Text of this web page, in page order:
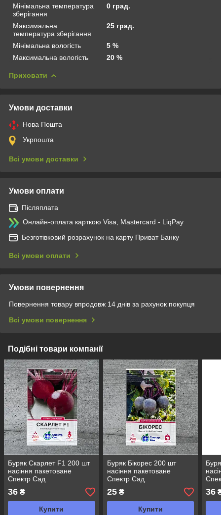
Мінімальна температура
зберігання
0 град.
Максимальна
температура зберігання
25 град.
Мінімальна вологість
5 %
Максимальна вологість
20 %
Приховати
Умови доставки
Нова Пошта
Укрпошта
Всі умови доставки
Умови оплати
Післяплата
Онлайн-оплата карткою Visa, Mastercard - LiqPay
Безготівковий розрахунок на карту Приват Банку
Всі умови оплати
Умови повернення
Повернення товару впродовж 14 днів за рахунок покупця
Всі умови повернення
Подібні товари компанії
Буряк Скарлет F1 200 шт
насіння пакетоване
Спектр Сад
36 ₴
Купити
Буряк Бікорес 200 шт
насіння пакетоване
Спектр Сад
25₴
Купити
36